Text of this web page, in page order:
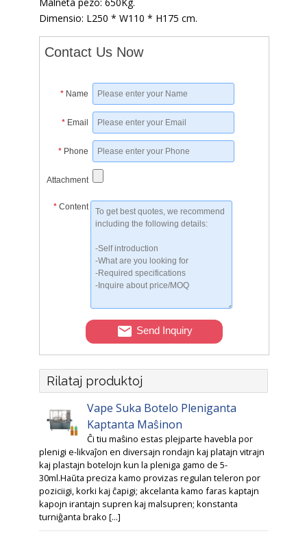
Dimensio: L250 * W110 * H175 cm.
Contact Us Now
* Name
* Email
* Phone
Attachment
* Content
Send Inquiry
Rilataj produktoj
Vape Suka Botelo Pleniganta
Kaptanta Maŝinon
Ĉi tiu maŝino estas plejparte havebla por
plenigi e-likvaĵon en diversajn rondajn kaj platajn vitrajn
kaj plastajn botelojn kun la pleniga gamo de 5-
30ml.Haŭta preciza kamo provizas regulan teleron por
poziciigi, korki kaj ĉapigi; akcelanta kamo faras kaptajn
kapojn irantajn supren kaj malsupren; konstanta
turniĝanta brako [...]